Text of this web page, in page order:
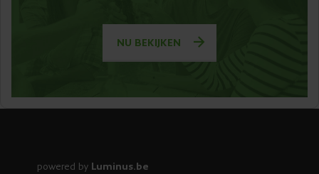
NU BEKIJKEN
powered by Luminus.be